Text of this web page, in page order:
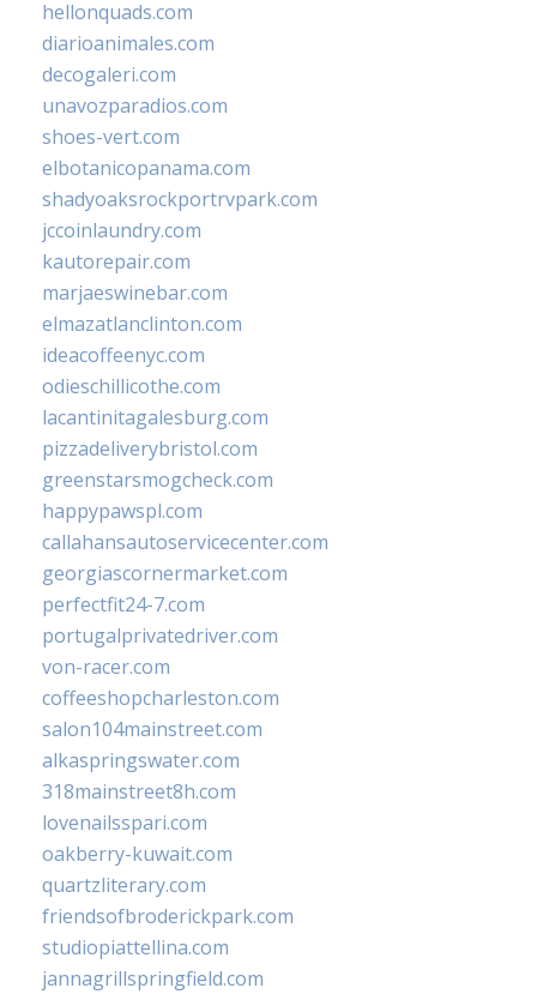
hellonquads.com
diarioanimales.com
decogaleri.com
unavozparadios.com
shoes-vert.com
elbotanicopanama.com
shadyoaksrockportrvpark.com
jccoinlaundry.com
kautorepair.com
marjaeswinebar.com
elmazatlanclinton.com
ideacoffeenyc.com
odieschillicothe.com
lacantinitagalesburg.com
pizzadeliverybristol.com
greenstarsmogcheck.com
happypawspl.com
callahansautoservicecenter.com
georgiascornermarket.com
perfectfit24-7.com
portugalprivatedriver.com
von-racer.com
coffeeshopcharleston.com
salon104mainstreet.com
alkaspringswater.com
318mainstreet8h.com
lovenailsspari.com
oakberry-kuwait.com
quartzliterary.com
friendsofbroderickpark.com
studiopiattellina.com
jannagrillspringfield.com